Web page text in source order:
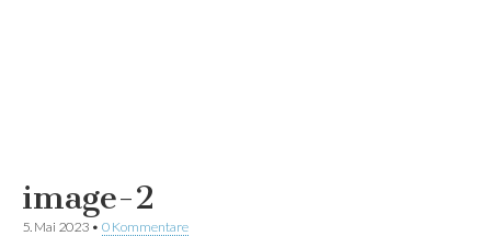
image-2
5. Mai 2023 • 0 Kommentare